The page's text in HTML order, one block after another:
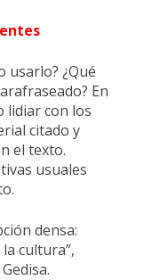
usarlo? ¿Qué
En
lidiar con los
citado y
el texto.
usuales
densa:
cultura”,
Gedisa.